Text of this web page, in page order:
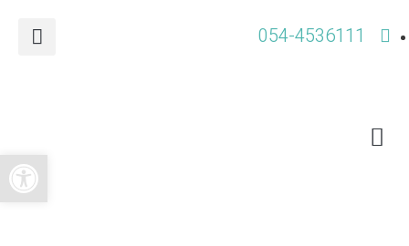
054-4536111
פתח